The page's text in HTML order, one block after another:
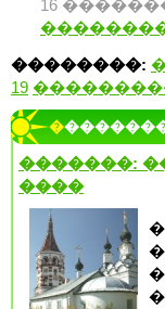
16 �������
��������:
19
�������:
����